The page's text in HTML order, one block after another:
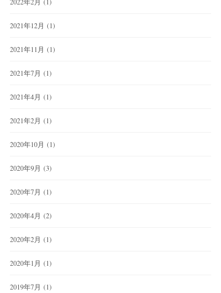
2021年12月 (1)
2021年11月 (1)
2021年7月 (1)
2021年4月 (1)
2021年2月 (1)
2020年10月 (1)
2020年9月 (3)
2020年7月 (1)
2020年4月 (2)
2020年2月 (1)
2020年1月 (1)
2019年7月 (1)